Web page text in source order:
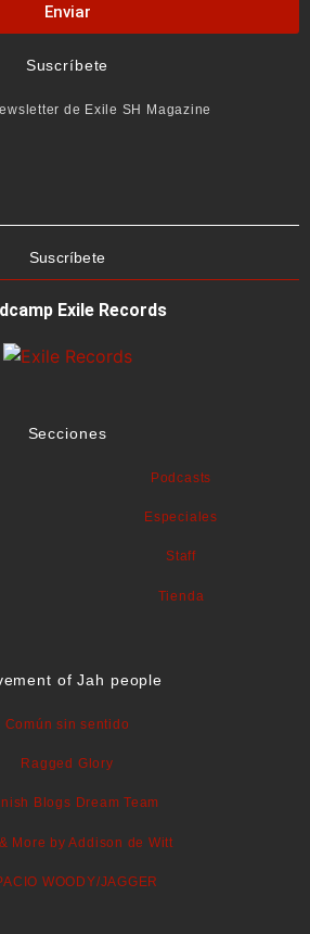
Enviar
Suscríbete
de Exile SH Magazine
Suscríbete
Exile Records
Secciones
Podcasts
Especiales
Staff
Tienda
of Jah people
Común sin sentido
Ragged Glory
Blogs Dream Team
More by Addison de Witt
WOODY/JAGGER